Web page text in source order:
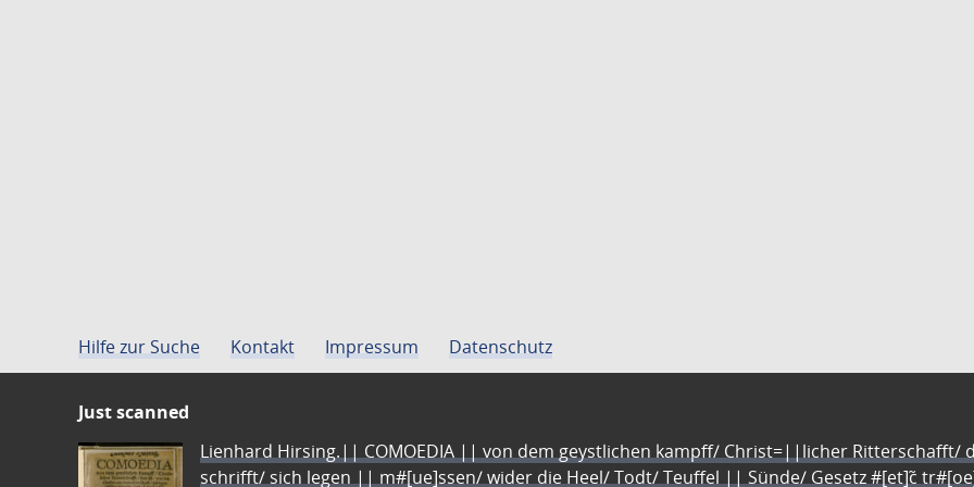
Hilfe zur Suche Kontakt Impressum Datenschutz
Just scanned
Lienhard Hirsing.|| COMOEDIA || von dem geystlichen kampff/ Christ=||licher Ritterschafft/
schrifft/ sich legen || m#[ue]ssen/ wider die Heel/ Todt/ Teuffel || Sünde/ Gesetz #[et]c̃